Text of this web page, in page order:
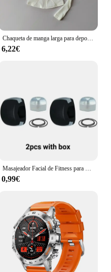
Chaqueta de manga larga para deportes al aire libre para mujer, ropa de Yoga delgada, cárdigan de secado rápido con cremallera, cuello alto, chaqueta para correr, Fitness, Top
6,22€
Masajeador Facial de Fitness para hombres, ejercitador de mandíbula y boca Pop N Go, pelota para masticar muscular, entrenamiento para morder con caja
0,99€